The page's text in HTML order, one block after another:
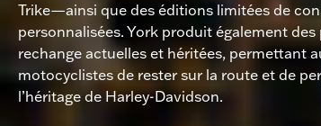
Trike—ainsi que des éditions limitées de
personnalisées. York produit également des
rechange actuelles et héritées, permettant
motocyclistes de rester sur la route et de
l’héritage de Harley-Davidson.